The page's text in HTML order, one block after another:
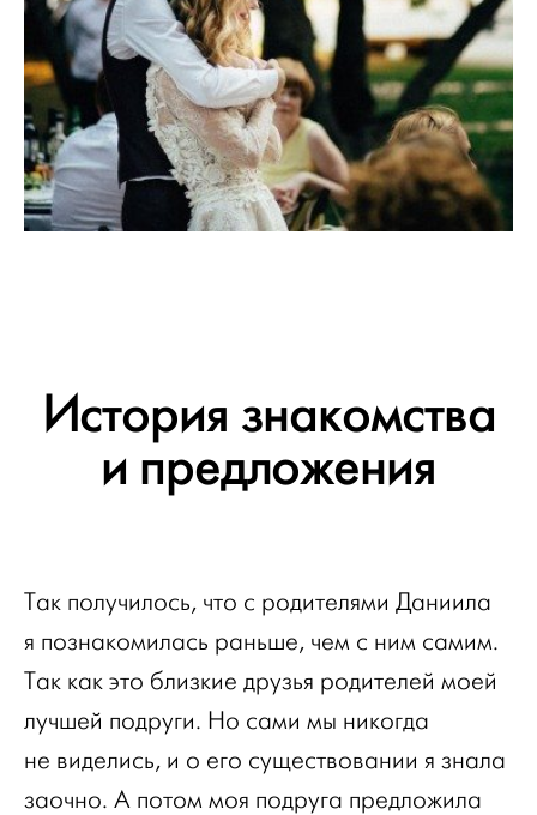
История знакомства
и предложения
Так получилось, что с родителями Даниила
я познакомилась раньше, чем с ним самим.
Так как это близкие друзья родителей моей
лучшей подруги. Но сами мы никогда
не виделись, и о его существовании я знала
заочно. А потом моя подруга предложила